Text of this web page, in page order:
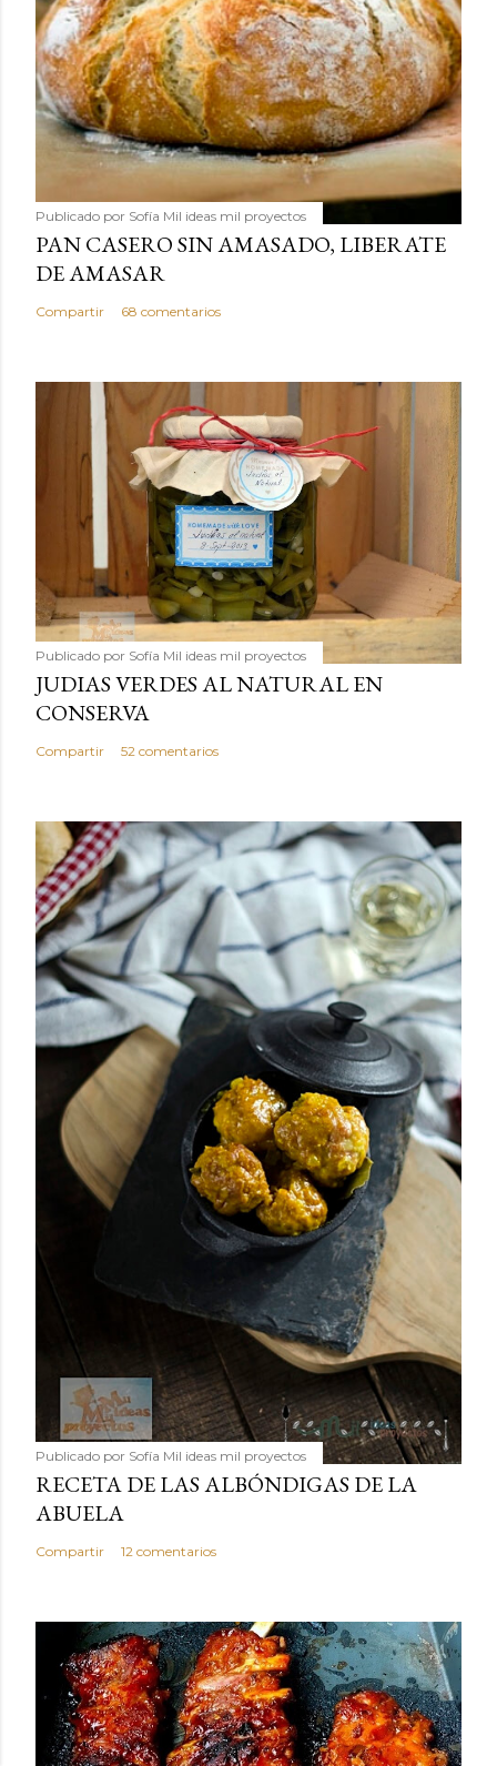
Publicado por Sofía Mil ideas mil proyectos
PAN CASERO SIN AMASADO, LIBERATE
DE AMASAR
Compartir 68 comentarios
Publicado por Sofía Mil ideas mil proyectos
JUDIAS VERDES AL NATURAL EN
CONSERVA
Compartir 52 comentarios
Publicado por Sofía Mil ideas mil proyectos
RECETA DE LAS ALBÓNDIGAS DE LA
ABUELA
Compartir 12 comentarios